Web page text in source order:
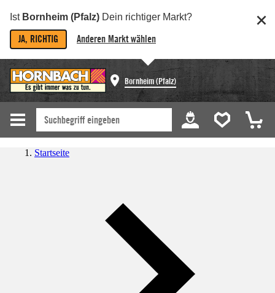
Ist Bornheim (Pfalz) Dein richtiger Markt?
JA, RICHTIG Anderen Markt wählen
Bornheim (Pfalz)
Startseite